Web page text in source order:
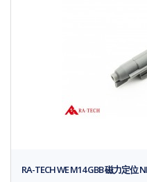
RA-TECH WE M14 GBB 磁力定位